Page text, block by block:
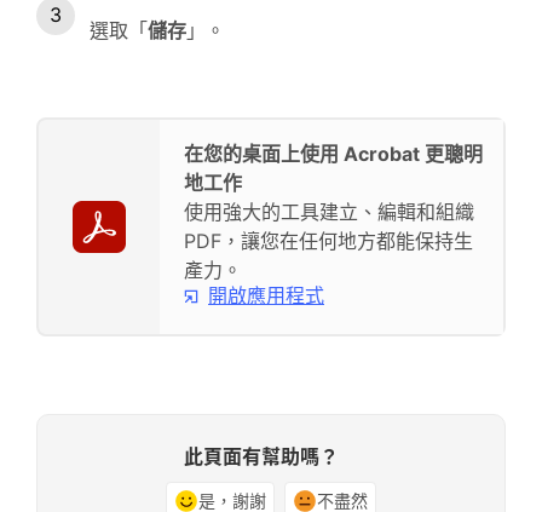
選取「儲存 」。
在您的桌面上使用 Acrobat 更聰明
地工作
使用強大的工具建立、編輯和組織
PDF，讓您在任何地方都能保持生
產力。
開啟應用程式
此頁面有幫助嗎？
是，謝謝 不盡然